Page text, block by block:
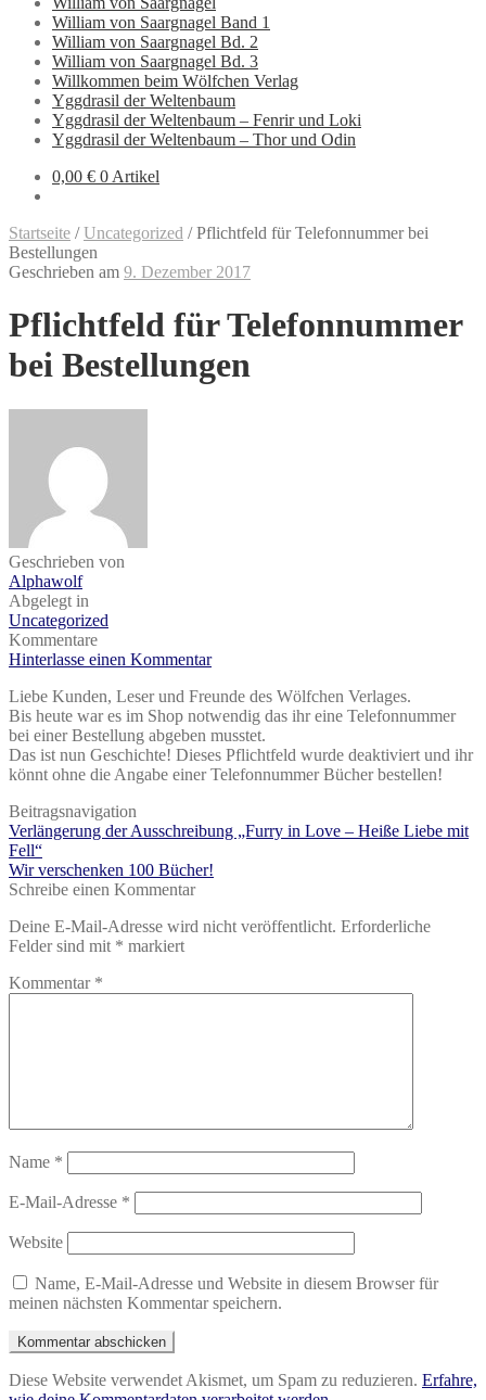
William von Saargnagel Band 1
William von Saargnagel Bd. 2
William von Saargnagel Bd. 3
Willkommen beim Wölfchen Verlag
Yggdrasil der Weltenbaum
Yggdrasil der Weltenbaum – Fenrir und Loki
Yggdrasil der Weltenbaum – Thor und Odin
0,00 € 0 Artikel
Startseite /Uncategorized /Pflichtfeld für Telefonnummer bei
Bestellungen
Geschrieben am 9. Dezember 2017
Pflichtfeld für Telefonnummer
bei Bestellungen
Geschrieben von
Alphawolf
Abgelegt in
Uncategorized
Kommentare
Hinterlasse einen Kommentar
Liebe Kunden, Leser und Freunde des Wölfchen Verlages.
Bis heute war es im Shop notwendig das ihr eine Telefonnummer
bei einer Bestellung abgeben musstet.
Das ist nun Geschichte! Dieses Pflichtfeld wurde deaktiviert und ihr
könnt ohne die Angabe einer Telefonnummer Bücher bestellen!
Beitragsnavigation
Verlängerung der Ausschreibung „Furry in Love – Heiße Liebe mit
Fell“
Wir verschenken 100 Bücher!
Schreibe einen Kommentar
Deine E-Mail-Adresse wird nicht veröffentlicht. Erforderliche
Felder sind mit * markiert
Kommentar *
Name *
E-Mail-Adresse *
Website
Name, E-Mail-Adresse und Website in diesem Browser für
meinen nächsten Kommentar speichern.
Diese Website verwendet Akismet, um Spam zu reduzieren. Erfahre,